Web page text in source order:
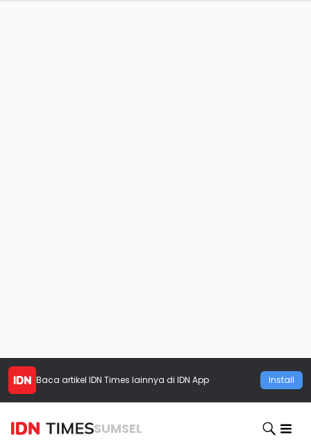
Baca artikel IDN Times lainnya di IDN App Install
SUMSEL